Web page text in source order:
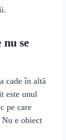
se
cade în altă
este unul
pe care
e obiect